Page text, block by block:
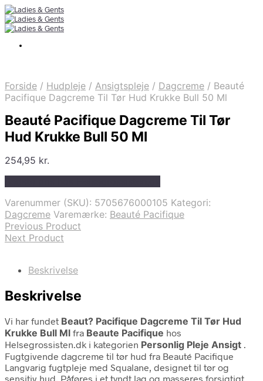
Forside / Hudpleje / Ansigtspleje / Dagcreme / Beauté
Pacifique Dagcreme Til Tør Hud Krukke Bull 50 Ml
Beauté Pacifique Dagcreme Til Tør
Hud Krukke Bull 50 Ml
254,95 kr.
Varenummer (SKU): 5705676000105 Kategori:
Dagcreme Varemærke: Beauté Pacifique
Previous Product
Next Product
Beskrivelse
Beskrivelse
Vi har fundet Beaut? Pacifique Dagcreme Til Tør Hud
Krukke Bull Ml fra Beaute Pacifique hos
Helsegrossisten.dk i kategorien Personlig Pleje Ansigt .
Fugtgivende dagcreme til tør hud fra Beauté Pacifique
Langvarig fugtpleje med Squalane, designet til tør og
sensitiv hud. Påføres i et tyndt lag og masseres forsigtigt